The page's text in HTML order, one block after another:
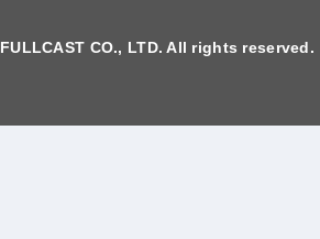
FULLCAST CO., LTD. All rights reserved.